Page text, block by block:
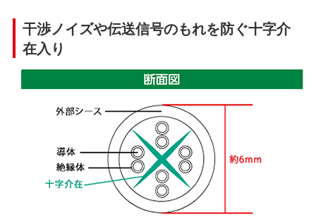
干渉ノイズや伝送信号のもれを防ぐ十字介
在入り